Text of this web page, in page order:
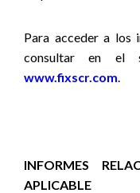
Para acceder a los
consultar en el
www.fixscr.com.
INFORMES
APLICABLE